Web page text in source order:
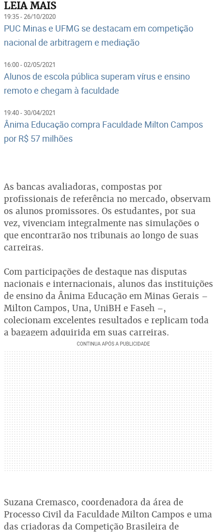
LEIA MAIS
19:35 - 26/10/2020
PUC Minas e UFMG se destacam em competição
nacional de arbitragem e mediação
16:00 - 02/05/2021
Alunos de escola pública superam vírus e ensino
remoto e chegam à faculdade
19:40 - 30/04/2021
Ânima Educação compra Faculdade Milton Campos
por R$ 57 milhões
As bancas avaliadoras, compostas por
profissionais de referência no mercado, observam
os alunos promissores. Os estudantes, por sua
vez, vivenciam integralmente nas simulações o
que encontrarão nos tribunais ao longo de suas
carreiras.
Com participações de destaque nas disputas
nacionais e internacionais, alunos das instituições
de ensino da Ânima Educação em Minas Gerais –
Milton Campos, Una, UniBH e Faseh –,
colecionam excelentes resultados e replicam toda
a bagagem adquirida em suas carreiras.
Suzana Cremasco, coordenadora da área de
Processo Civil da Faculdade Milton Campos e uma
das criadoras da Competição Brasileira de